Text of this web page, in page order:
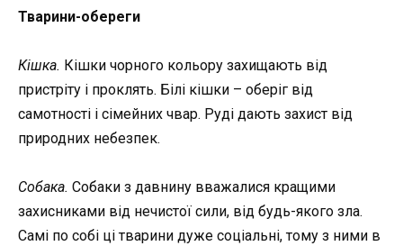
Тварини-обереги
Кішка. Кішки чорного кольору захищають від
пристріту і проклять. Білі кішки – оберіг від
самотності і сімейних чвар. Руді дають захист від
природних небезпек.
Собака. Собаки з давнину вважалися кращими
захисниками від нечистої сили, від будь-якого зла.
Самі по собі ці тварини дуже соціальні, тому з ними в